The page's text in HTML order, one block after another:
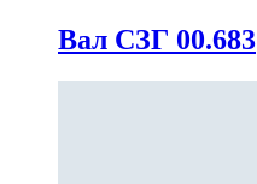
Вал СЗГ 00.683